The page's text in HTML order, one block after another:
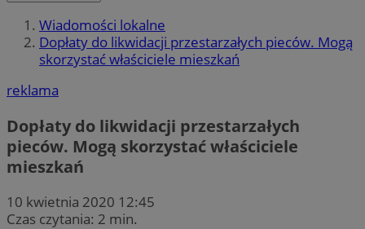
Wiadomości lokalne
Dopłaty do likwidacji przestarzałych pieców. Mogą
skorzystać właściciele mieszkań
reklama
Dopłaty do likwidacji przestarzałych
pieców. Mogą skorzystać właściciele
mieszkań
10 kwietnia 2020 12:45
Czas czytania: 2 min.